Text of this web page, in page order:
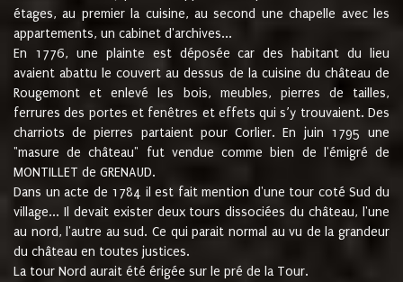
étages, au premier la cuisine, au second une chapelle avec les
appartements, un cabinet d'archives...
En 1776, une plainte est déposée car des habitant du lieu
avaient abattu le couvert au dessus de la cuisine du château de
Rougemont et enlevé les bois, meubles, pierres de tailles,
ferrures des portes et fenêtres et effets qui s’y trouvaient. Des
charriots de pierres partaient pour Corlier. En juin 1795 une
"masure de château" fut vendue comme bien de l'émigré de
MONTILLET de GRENAUD.
Dans un acte de 1784 il est fait mention d'une tour coté Sud du
village... Il devait exister deux tours dissociées du château, l'une
au nord, l'autre au sud. Ce qui parait normal au vu de la grandeur
du château en toutes justices.
La tour Nord aurait été érigée sur le pré de la Tour.